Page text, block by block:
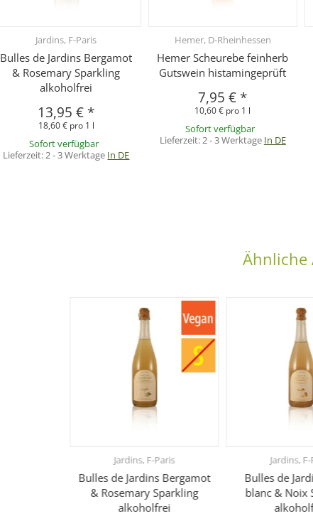
Jardins, F-Paris
Bulles de Jardins Bergamot
& Rosemary Sparkling
alkoholfrei
13,95 € *
18,60 € pro 1 l
Sofort verfügbar
Lieferzeit:2 - 3 Werktage In DE
Hemer, D-Rheinhessen
Hemer Scheurebe feinherb
Gutswein histamingeprüft
7,95 € *
10,60 € pro 1 l
Sofort verfügbar
Lieferzeit:2 - 3 Werktage In DE
Ähnliche
Jardins, F-Paris
Bulles de Jardins Bergamot
& Rosemary Sparkling
alkoholfrei
Jardins,
Bulles de
blanc & Noix